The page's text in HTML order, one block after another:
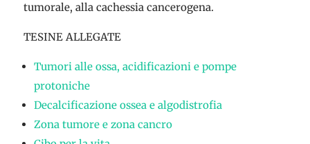
tumorale, alla cachessia cancerogena.
TESINE ALLEGATE
Tumori alle ossa, acidificazioni e pompe
protoniche
Decalcificazione ossea e algodistrofia
Zona tumore e zona cancro